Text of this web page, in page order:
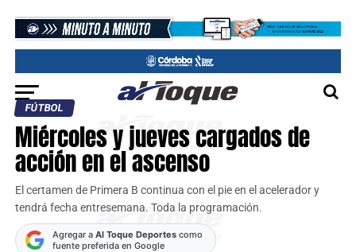
FÚTBOL
Miércoles y jueves cargados de
acción en el ascenso
El certamen de Primera B continua con el pie en el acelerador y
tendrá fecha entresemana. Toda la programación.
Agregar a Al Toque Deportescomo
fuente preferida en Google